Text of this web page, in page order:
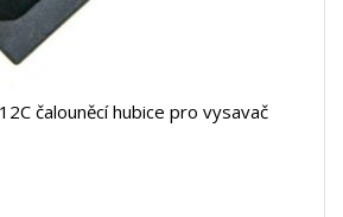
čalouněcí hubice pro vysavač